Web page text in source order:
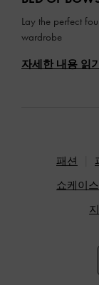
Lay the perfect
wardrobe
자세한 내용 읽기
패션
쇼케이스